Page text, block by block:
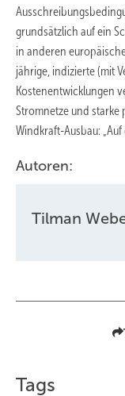
grundsätzlich auf ein
in anderen
jährige, indizierte (mit
Kostenentwicklungen
Stromnetze und starke
Windkraft-Ausbau: „Auf
Autoren:
Tilman
Tags